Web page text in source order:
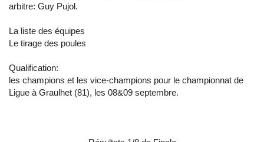
arbitre: Guy Pujol.
La liste des équipes
Le tirage des poules
Qualification:
les champions et les vice-champions pour le championnat de
Ligue à Graulhet (81), les 08&09 septembre.